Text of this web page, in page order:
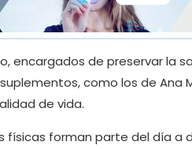
encargados de preservar la
como los de Ana
de vida.
físicas forman parte del día a